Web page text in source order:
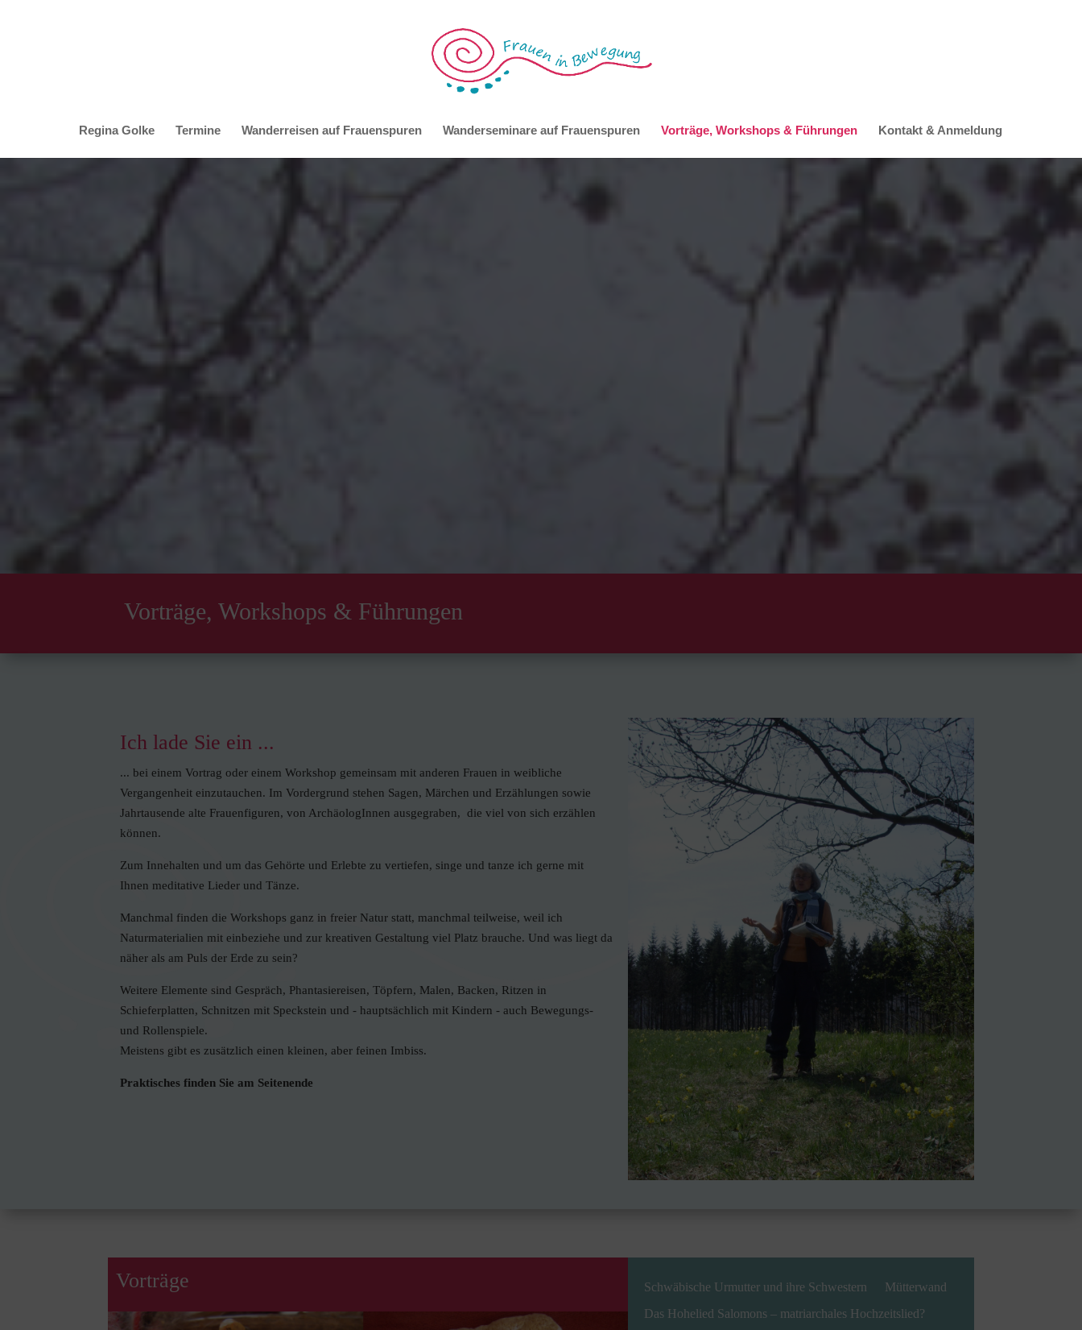
Regina Golke Termine Wanderreisen auf Frauenspuren Wanderseminare auf Frauenspuren Vorträge, Workshops & Führungen Kontakt & Anmeldung
Vorträge, Workshops & Führungen
Ich lade Sie ein ...
... bei einem Vortrag oder einem Workshop gemeinsam mit anderen Frauen in weibliche
Vergangenheit einzutauchen. Im Vordergrund stehen Sagen, Märchen und Erzählungen sowie
Jahrtausende alte Frauenfiguren, von ArchäologInnen ausgegraben, die viel von sich erzählen
können.
Zum Innehalten und um das Gehörte und Erlebte zu vertiefen, singe und tanze ich gerne mit
Ihnen meditative Lieder und Tänze.
Manchmal finden die Workshops ganz in freier Natur statt, manchmal teilweise, weil ich
Naturmaterialien mit einbeziehe und zur kreativen Gestaltung viel Platz brauche. Und was liegt da
näher als am Puls der Erde zu sein?
Weitere Elemente sind Gespräch, Phantasiereisen, Töpfern, Malen, Backen, Ritzen in
Schieferplatten, Schnitzen mit Speckstein und - hauptsächlich mit Kindern - auch Bewegungs-
und Rollenspiele.
Meistens gibt es zusätzlich einen kleinen, aber feinen Imbiss.
Praktisches finden Sie am Seitenende
Vorträge Schwäbische Urmutter und ihre Schwestern
Mütterwand
Das Hohelied Salomons – matriarchales Hochzeitslied?